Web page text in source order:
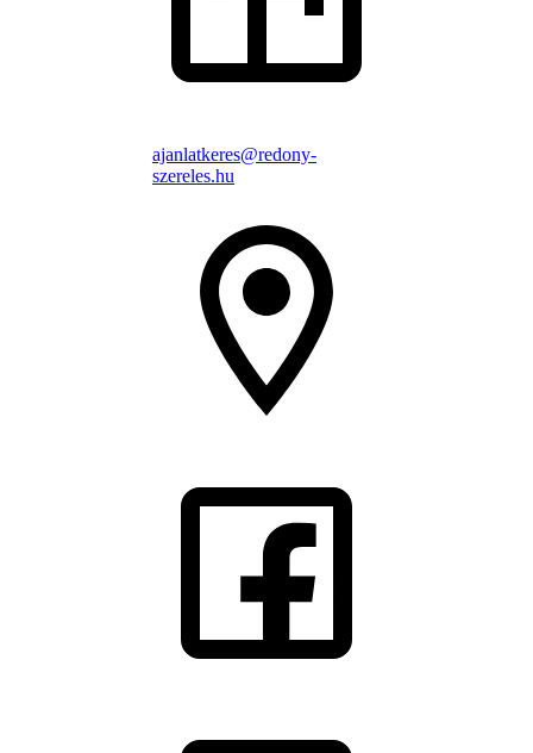
ajanlatkeres@redony-
szereles.hu